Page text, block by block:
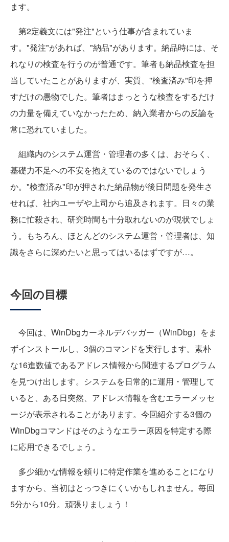
ます。
第2定義文には"発注"という仕事が含まれていま
す。"発注"があれば、"納品"があります。納品時には、そ
れなりの検査を行うのが普通です。筆者も納品検査を担
当していたことがありますが、実質、"検査済み"印を押
すだけの愚物でした。筆者はまっとうな検査をするだけ
の力量を備えていなかったため、納入業者からの反論を
常に恐れていました。
組織内のシステム運営・管理者の多くは、おそらく、
基礎力不足への不安を抱えているのではないでしょう
か。"検査済み"印が押された納品物が後日問題を発生さ
せれば、社内ユーザや上司から追及されます。日々の業
務に忙殺され、研究時間も十分取れないのが現状でしょ
う。もちろん、ほとんどのシステム運営・管理者は、知
識をさらに深めたいと思ってはいるはずですが…。
今回の目標
今回は、WinDbgカーネルデバッガー（WinDbg）をま
ずインストールし、3個のコマンドを実行します。素朴
な16進数値であるアドレス情報から関連するプログラム
を見つけ出します。システムを日常的に運用・管理して
いると、ある日突然、アドレス情報を含むエラーメッセ
ージが表示されることがあります。今回紹介する3個の
WinDbgコマンドはそのようなエラー原因を特定する際
に応用できるでしょう。
多少細かな情報を頼りに特定作業を進めることになり
ますから、当初はとっつきにくいかもしれません。毎回
5分から10分。頑張りましょう！